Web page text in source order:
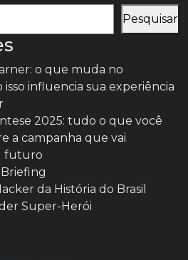
Pesquisar
o que muda no
influencia sua experiência
2025: tudo o que você
a campanha que vai
futuro
da História do Brasil
Super-Herói